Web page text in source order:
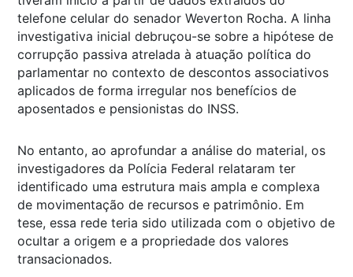
telefone celular do senador Weverton Rocha. A linha
investigativa inicial debruçou-se sobre a hipótese de
corrupção passiva atrelada à atuação política do
parlamentar no contexto de descontos associativos
aplicados de forma irregular nos benefícios de
aposentados e pensionistas do INSS.
No entanto, ao aprofundar a análise do material, os
investigadores da Polícia Federal relataram ter
identificado uma estrutura mais ampla e complexa
de movimentação de recursos e patrimônio. Em
tese, essa rede teria sido utilizada com o objetivo de
ocultar a origem e a propriedade dos valores
transacionados.